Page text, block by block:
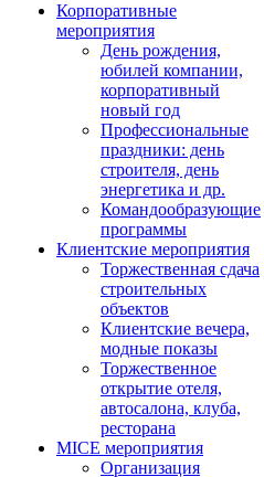
Корпоративные
мероприятия
День рождения,
юбилей компании,
корпоративный
новый год
Профессиональные
праздники: день
строителя, день
энергетика и др.
Командообразующие
программы
Клиентские мероприятия
Торжественная сдача
строительных
объектов
Клиентские вечера,
модные показы
Торжественное
открытие отеля,
автосалона, клуба,
ресторана
MICE мероприятия
Организация